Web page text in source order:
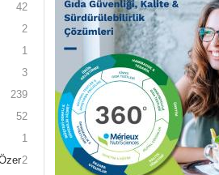
42
2
1
3
239
52
1
2